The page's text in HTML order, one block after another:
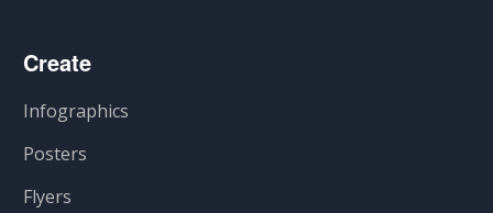
Create
Infographics
Posters
Flyers